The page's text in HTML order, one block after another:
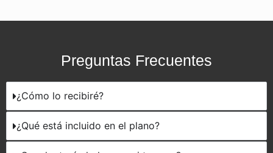
Preguntas Frecuentes
¿Cómo lo recibiré?
¿Qué está incluido en el plano?